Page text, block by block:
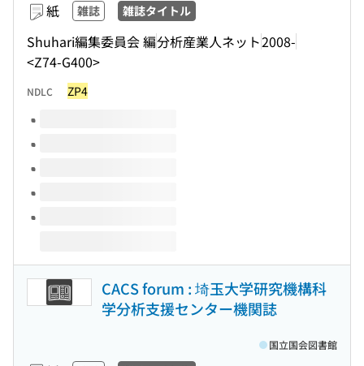
紙 雑誌 雑誌タイトル
Shuhari編集委員会 編分析産業人ネット2008-
<Z74-G400>
NDLC ZP4
このタイトルの巻号
CACS forum : 埼玉大学研究機構科
学分析支援センター機関誌
国立国会図書館